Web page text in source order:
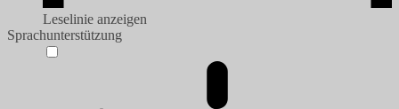
Leselinie anzeigen
Sprachunterstützung